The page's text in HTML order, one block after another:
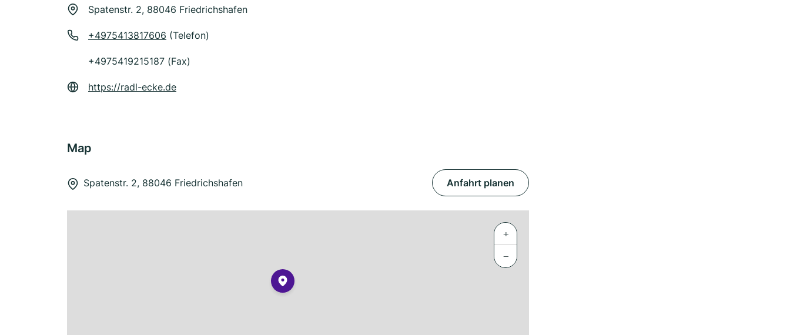
Spatenstr. 2, 88046 Friedrichshafen
+4975413817606 (Telefon)
+4975419215187 (Fax)
https://radl-ecke.de
Map
Spatenstr. 2, 88046 Friedrichshafen Anfahrt planen
+
−